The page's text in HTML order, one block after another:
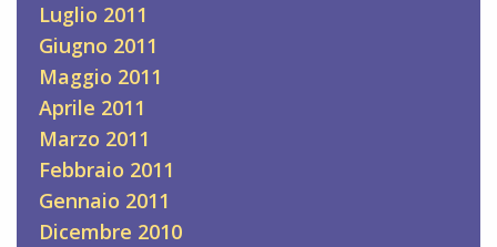
Luglio 2011
Giugno 2011
Maggio 2011
Aprile 2011
Marzo 2011
Febbraio 2011
Gennaio 2011
Dicembre 2010